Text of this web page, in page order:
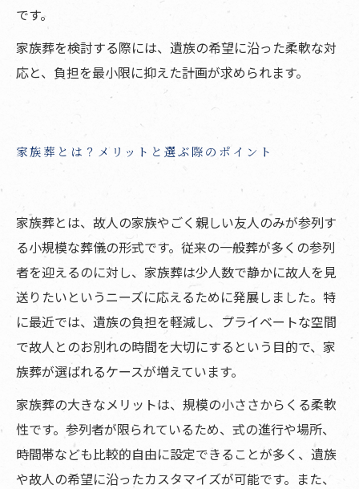
です。
家族葬を検討する際には、遺族の希望に沿った柔軟な対
応と、負担を最小限に抑えた計画が求められます。
家族葬とは？メリットと選ぶ際のポイント
家族葬とは、故人の家族やごく親しい友人のみが参列す
る小規模な葬儀の形式です。従来の一般葬が多くの参列
者を迎えるのに対し、家族葬は少人数で静かに故人を見
送りたいというニーズに応えるために発展しました。特
に最近では、遺族の負担を軽減し、プライベートな空間
で故人とのお別れの時間を大切にするという目的で、家
族葬が選ばれるケースが増えています。
家族葬の大きなメリットは、規模の小ささからくる柔軟
性です。参列者が限られているため、式の進行や場所、
時間帯なども比較的自由に設定できることが多く、遺族
や故人の希望に沿ったカスタマイズが可能です。また、